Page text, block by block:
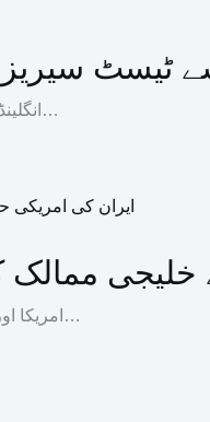
ٹیسٹ
انگلینڈ کرکٹ ٹیم نے پاکستان کے خلاف آئندہ ٹیسٹ سیریز کے لیے 16 رکنی اسکواڈ…
ممالک
امریکا اور ایران کے درمیان جاری کشیدگی کے دوران ایران نے خلیجی ممالک کے ساتھ…